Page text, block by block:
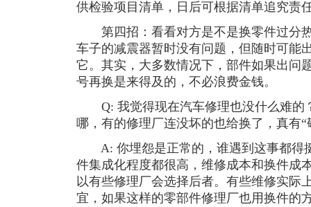
供检验项目清单，日后可根据清单追究责
第四招：看看对方是不是换零件过分
车子的减震器暂时没有问题，但随时可能
它。其实，大多数情况下，部件如果出问
号再换是来得及的，不必浪费金钱。
Q: 我觉得现在汽车修理也没什么难的
哪，有的修理厂连没坏的也给换了，真有“
A: 你埋怨是正常的，谁遇到这事都得
件集成化程度都很高，维修成本和换件成
以有些修理厂会选择后者。有些维修实际
宜，如果这样的零部件修理厂也用换件的